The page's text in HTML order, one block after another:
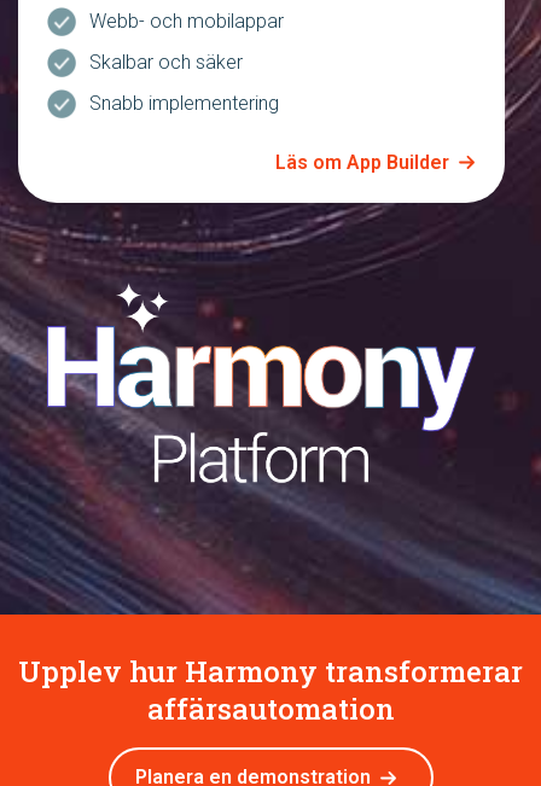
Webb- och mobilappar
Skalbar och säker
Snabb implementering
Läs om App Builder
Upplev hur Harmony transformerar
affärsautomation
Planera en demonstration